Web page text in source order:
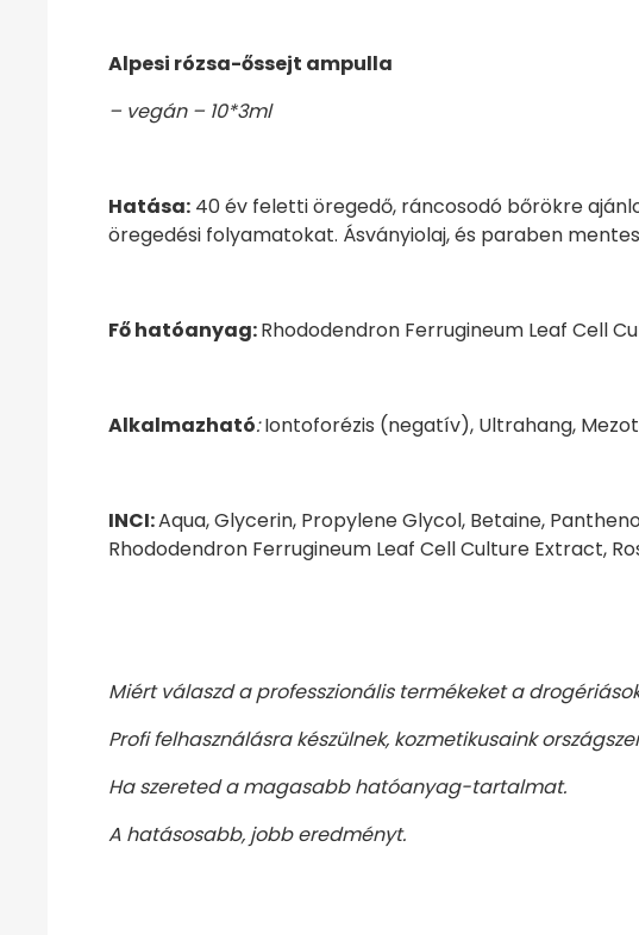
Alpesi rózsa-őssejt ampulla
– vegán – 10*3ml
Hatása:40 év feletti öregedő, ráncosodó bőrökre
öregedési folyamatokat. Ásványiolaj, és paraben
Fő hatóanyag:Rhododendron Ferrugineum Leaf Cell
Alkalmazható:Iontoforézis (negatív), Ultrahang,
INCI:Aqua, Glycerin, Propylene Glycol, Betaine,
Rhododendron Ferrugineum Leaf Cell Culture Extract,
Miért válaszd a professzionális termékeket a
Profi felhasználásra készülnek, kozmetikusaink
Ha szereted a magasabb hatóanyag-tartalmat.
A hatásosabb, jobb eredményt.